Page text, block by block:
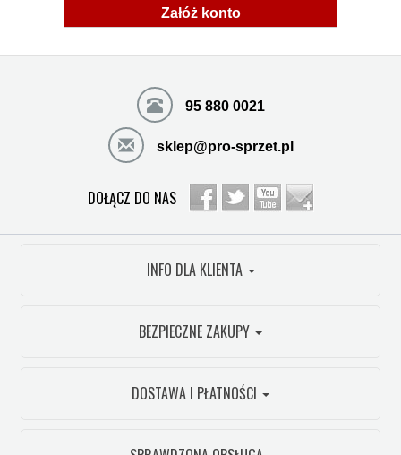
Załóż konto
95 880 0021
sklep@pro-sprzet.pl
DOŁĄCZ DO NAS
INFO DLA KLIENTA
BEZPIECZNE ZAKUPY
DOSTAWA I PŁATNOŚCI